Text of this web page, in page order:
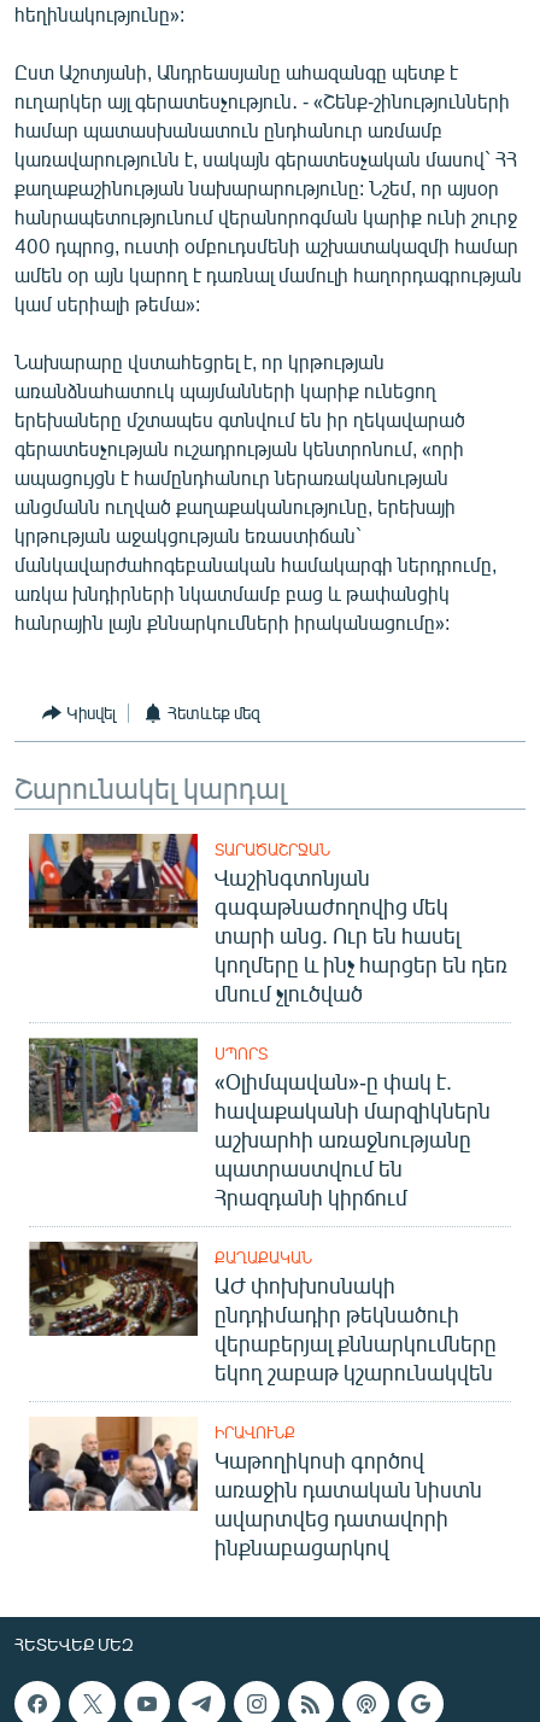
հեղինակությունը»:
Ըստ Աշոտյանի, Անդրեասյանը ահազանգը պետք է
ուղարկեր այլ գերատեսչություն․ - «Շենք-շինությունների
համար պատասխանատուն ընդհանուր առմամբ
կառավարությունն է, սակայն գերատեսչական մասով` ՀՀ
քաղաքաշինության նախարարությունը: Նշեմ, որ այսօր
հանրապետությունում վերանորոգման կարիք ունի շուրջ
400 դպրոց, ուստի օմբուդսմենի աշխատակազմի համար
ամեն օր այն կարող է դառնալ մամուլի հաղորդագրության
կամ սերիալի թեմա»:
Նախարարը վստահեցրել է, որ կրթության
առանձնահատուկ պայմանների կարիք ունեցող
երեխաները մշտապես գտնվում են իր ղեկավարած
գերատեսչության ուշադրության կենտրոնում, «որի
ապացույցն է համընդհանուր ներառականության
անցմանն ուղված քաղաքականությունը, երեխայի
կրթության աջակցության եռաստիճան`
մանկավարժահոգեբանական համակարգի ներդրումը,
առկա խնդիրների նկատմամբ բաց և թափանցիկ
հանրային լայն քննարկումների իրականացումը»:
Կիսվել Հետևեք մեզ
Շարունակել կարդալ
ՏԱՐԱԾԱՇՐՋԱՆ
Վաշինգտոնյան
գագաթնաժողովից մեկ
տարի անց. Ուր են հասել
կողմերը և ինչ հարցեր են դեռ
մնում չլուծված
ՍՊՈՐՏ
«Օլիմպավան»-ը փակ է.
հավաքականի մարզիկներն
աշխարհի առաջնությանը
պատրաստվում են
Հրազդանի կիրճում
ՔԱՂԱՔԱԿԱՆ
ԱԺ փոխխոսնակի
ընդդիմադիր թեկնածուի
վերաբերյալ քննարկումները
եկող շաբաթ կշարունակվեն
ԻՐԱՎՈՒՆՔ
Կաթողիկոսի գործով
առաջին դատական նիստն
ավարտվեց դատավորի
ինքնաբացարկով
ՀԵՏԵՎԵՔ ՄԵԶ